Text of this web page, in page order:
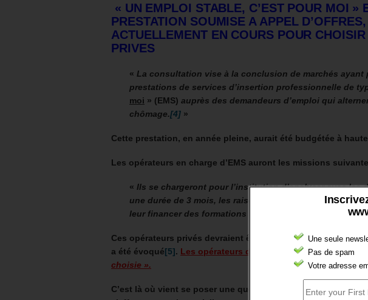
Une seule
Pas de spam
Votre adresse
« UN EMPLOI STABLE, C’EST POUR MOI »
PRESTATION SOUMISE A APPEL
ACTUELLEMENT EN COURS POUR
PRIVES
« La consultation vise à la conclusion de marchés
prestations de services d’insertion professionnelle de
moi » (EMS) auprès des demandeurs d’emploi qui
chômage.[4] »
Cette prestation, en année pleine, aurait été budgétée à
Les opérateurs en charge d’EMS auront les missions
« Ils se chargeront pour l’institution d’analyser avec les
une durée de 3 mois, les raisons de cette alternance, de
leur financer des formations »
Ces opérateurs privés devraient être mis en rapport avec 300
a été évoqué[5]. Les opérateurs devront apprécier «si leur
choisie ».
C’est là où vient se poser une question majeure qui est de